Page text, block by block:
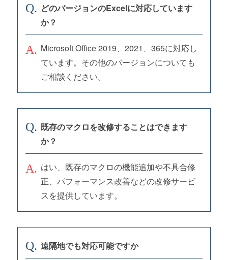
どのバージョンのExcelに対応しています
か？
Microsoft Office 2019、2021、365に対応し
ています。その他のバージョンについても
ご相談ください。
既存のマクロを改修することはできます
か？
はい、既存のマクロの機能追加や不具合修
正、パフォーマンス改善などの改修サービ
スを提供しています。
遠隔地でも対応可能ですか